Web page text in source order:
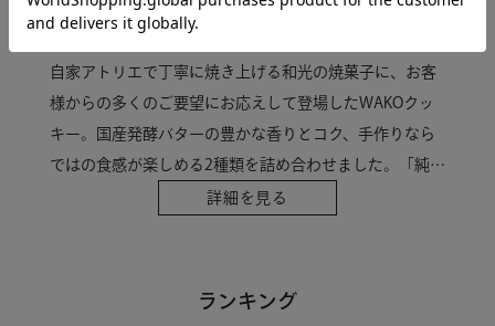
「純粋なおいしさ」を追い求め、
自家アトリエで丁寧に焼き上げる和光の焼菓子に、お客
様からの多くのご要望にお応えして登場したWAKOクッ
キー。国産発酵バターの豊かな香りとコク、手作りなら
ではの食感が楽しめる2種類を詰め合わせました。「純粋
においしいと思えるクッキーをお届けしたい」と、構想
詳細を見る
ランキング